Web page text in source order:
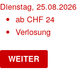
Dienstag, 25.08.2026
abCHF 24
Verlosung
WEITER